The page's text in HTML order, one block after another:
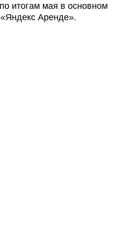
итогам мая в основном
Аренде».